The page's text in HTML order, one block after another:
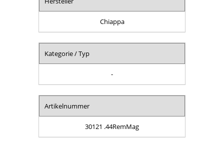
Chiappa
Kategorie / Typ
-
Artikelnummer
30121 .44RemMag